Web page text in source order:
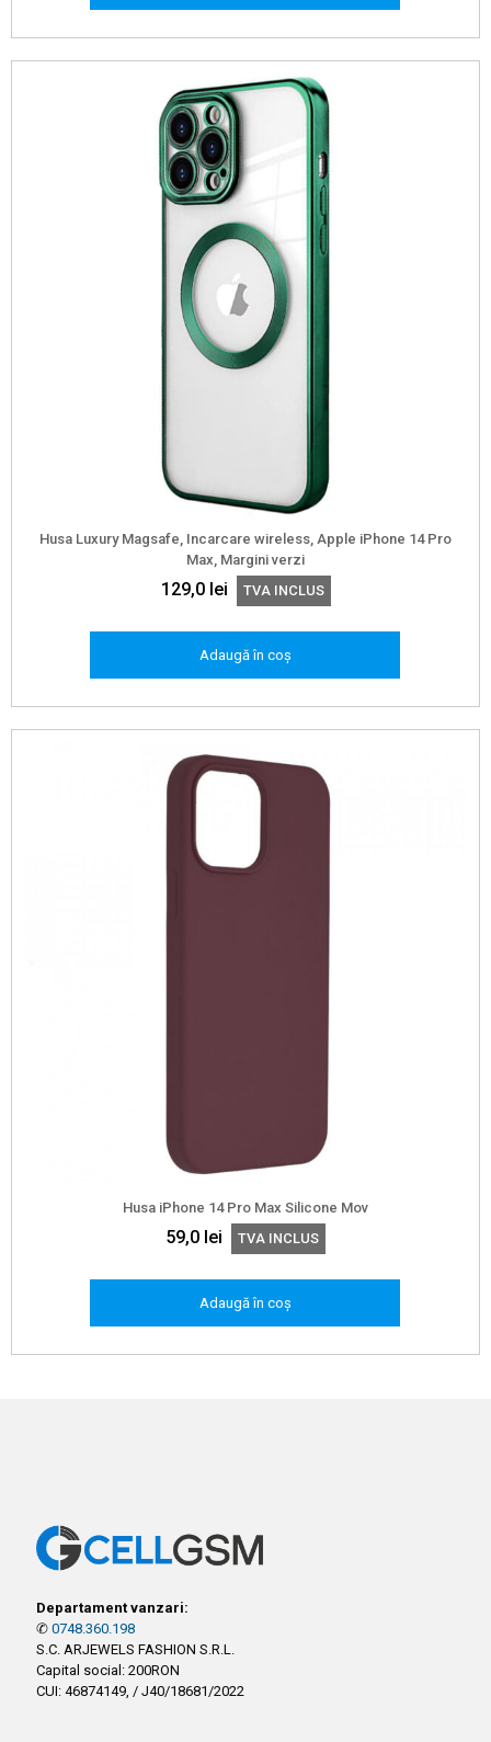
Husa Luxury Magsafe, Incarcare wireless, Apple iPhone 14 Pro
Max, Margini verzi
129,0 lei TVA INCLUS
Adaugă în coș
Husa iPhone 14 Pro Max Silicone Mov
59,0 lei TVA INCLUS
Adaugă în coș
Departament vanzari:
✆ 0748.360.198
S.C. ARJEWELS FASHION S.R.L.
Capital social: 200RON
CUI: 46874149, / J40/18681/2022